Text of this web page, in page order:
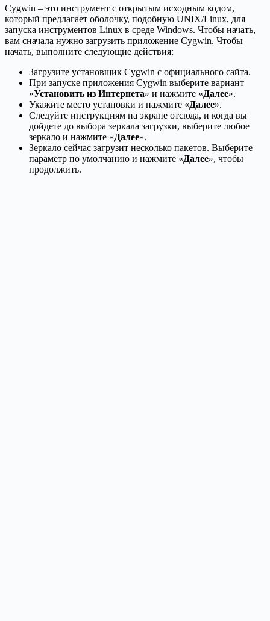
Cygwin – это инструмент с открытым исходным кодом,
который предлагает оболочку, подобную UNIX/Linux, для
запуска инструментов Linux в среде Windows. Чтобы начать,
вам сначала нужно загрузить приложение Cygwin. Чтобы
начать, выполните следующие действия:
Загрузите установщик Cygwin с официального сайта.
При запуске приложения Cygwin выберите вариант
«Установить из Интернета» и нажмите «Далее».
Укажите место установки и нажмите «Далее».
Следуйте инструкциям на экране отсюда, и когда вы
дойдете до выбора зеркала загрузки, выберите любое
зеркало и нажмите «Далее».
Зеркало сейчас загрузит несколько пакетов. Выберите
параметр по умолчанию и нажмите «Далее», чтобы
продолжить.